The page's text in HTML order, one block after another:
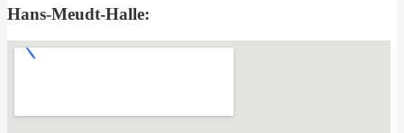
Hans-Meudt-Halle: